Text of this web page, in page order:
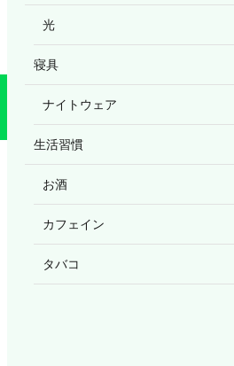
光
寝具
ナイトウェア
生活習慣
お酒
カフェイン
タバコ